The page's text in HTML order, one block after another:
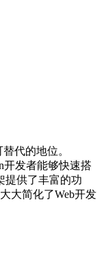
代的地位。
开发者能够快速搭
提供了丰富的功
大简化了Web开发